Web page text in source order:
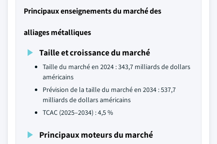
Principaux enseignements du marché des
alliages métalliques
Taille et croissance du marché
Taille du marché en 2024 : 343,7 milliards de dollars
américains
Prévision de la taille du marché en 2034 : 537,7
milliards de dollars américains
TCAC (2025–2034) : 4,5 %
Principaux moteurs du marché